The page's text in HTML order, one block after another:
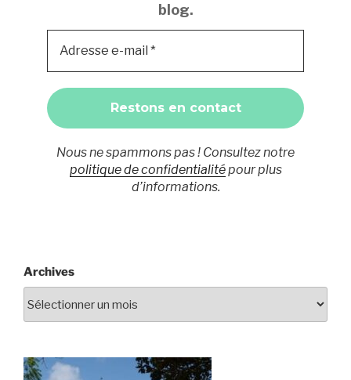
blog.
Nous ne spammons pas ! Consultez notre
politique de confidentialitépour plus
d’informations.
Archives